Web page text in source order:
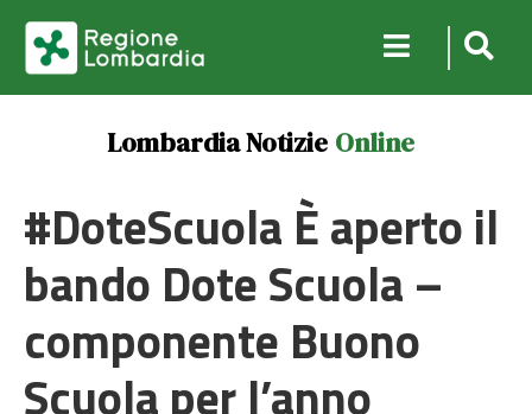
Lombardia Notizie Online
#DoteScuola È aperto il
bando Dote Scuola –
componente Buono
Scuola per l’anno